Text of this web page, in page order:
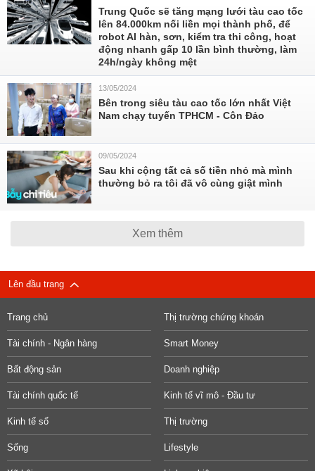
Trung Quốc sẽ tăng mạng lưới tàu cao tốc
lên 84.000km nối liền mọi thành phố, để
robot AI hàn, sơn, kiểm tra thi công, hoạt
động nhanh gấp 10 lần bình thường, làm
24h/ngày không mệt
13/05/2024
Bên trong siêu tàu cao tốc lớn nhất Việt
Nam chạy tuyến TPHCM - Côn Đảo
09/05/2024
Sau khi cộng tất cả số tiền nhỏ mà mình
thường bỏ ra tôi đã vô cùng giật mình
Xem thêm
Lên đầu trang
Trang chủ Thị trường chứng khoán
Tài chính - Ngân hàng Smart Money
Bất động sản Doanh nghiệp
Tài chính quốc tế Kinh tế vĩ mô - Đầu tư
Kinh tế số Thị trường
Sống Lifestyle